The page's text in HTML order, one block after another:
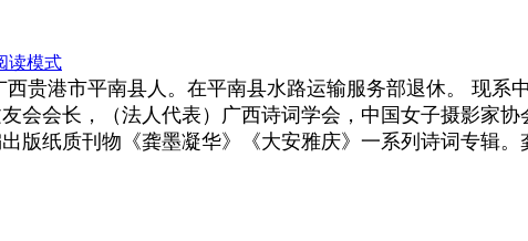
读模式
贵港市平南县人。在平南县水路运输服务部退休。 现系
会会长，（法人代表）广西诗词学会，中国女子摄影家
版纸质刊物《龚墨凝华》《大安雅庆》一系列诗词专辑。